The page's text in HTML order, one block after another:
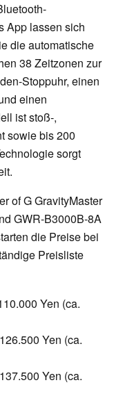
App lassen sich
die automatische
38 Zeitzonen zur
Stoppuhr, einen
einen
ist stoß-,
sowie bis 200
sorgt
of G GravityMaster
GWR-B3000B-8A
die Preise bei
Preisliste
Yen (ca.
Yen (ca.
Yen (ca.